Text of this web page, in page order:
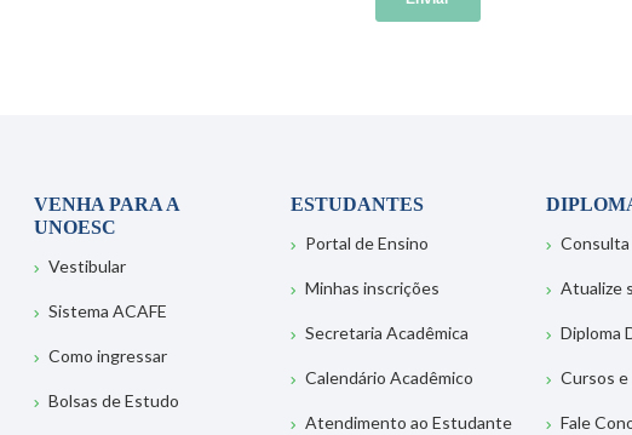
VENHA PARA A
UNOESC
Vestibular
Sistema ACAFE
Como ingressar
Bolsas de Estudo
ESTUDANTES
Portal de Ensino
Minhas inscrições
Secretaria Acadêmica
Calendário Acadêmico
Atendimento ao Estudante
Consulta
Atualize
Diploma
Cursos
Fale